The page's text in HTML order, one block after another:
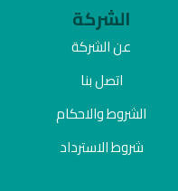
الشركة
عن الشركة
اتصل بنا
الشروط والاحكام
شروط الاسترداد